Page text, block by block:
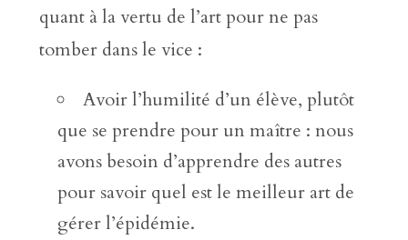
quant à la vertu de l’art pour ne pas
tomber dans le vice :
Avoir l’humilité d’un élève, plutôt
que se prendre pour un maître : nous
avons besoin d’apprendre des autres
pour savoir quel est le meilleur art de
gérer l’épidémie.